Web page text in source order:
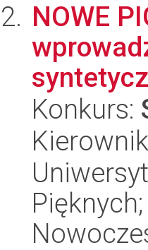
NOWE
Konkurs: